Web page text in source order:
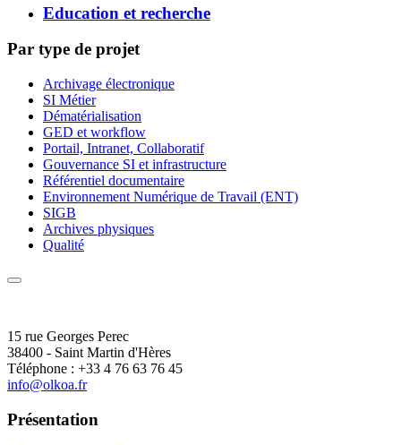
Education et recherche
Par type de projet
Archivage électronique
SI Métier
Dématérialisation
GED et workflow
Portail, Intranet, Collaboratif
Gouvernance SI et infrastructure
Référentiel documentaire
Environnement Numérique de Travail (ENT)
SIGB
Archives physiques
Qualité
15 rue Georges Perec
38400 - Saint Martin d'Hères
Téléphone : +33 4 76 63 76 45
info@olkoa.fr
Présentation